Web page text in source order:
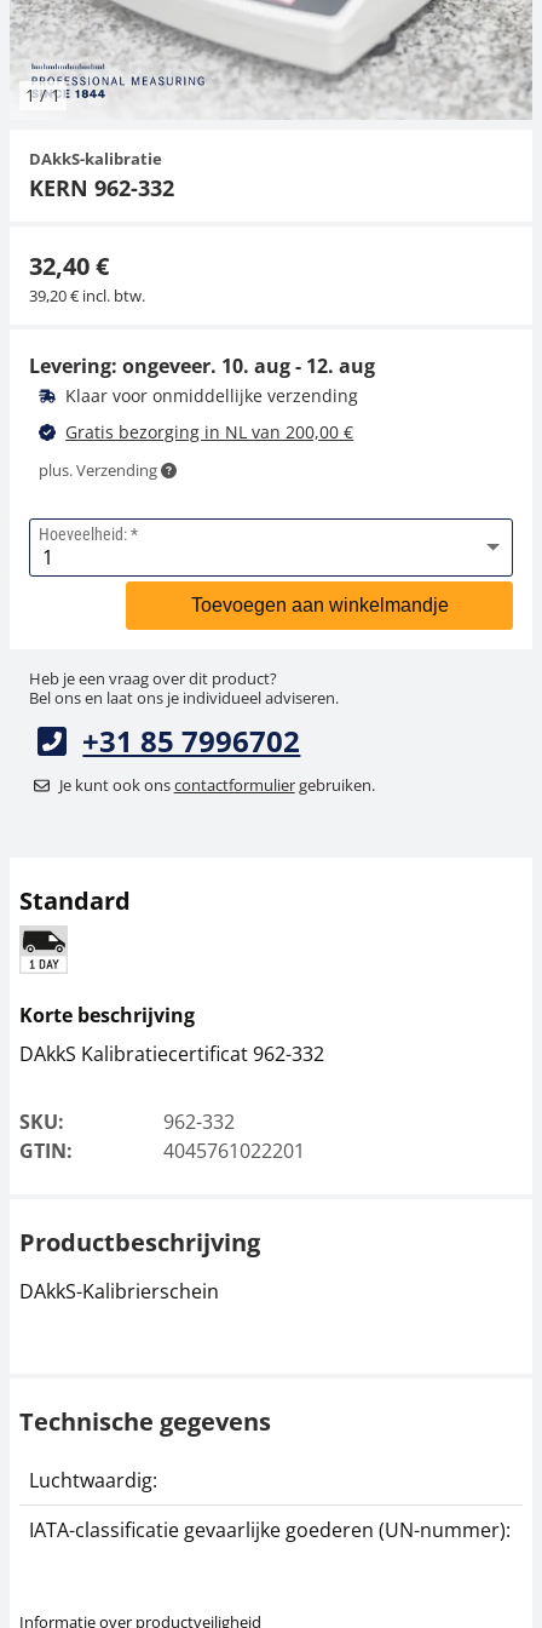
1/1
DAkkS-kalibratie
KERN 962-332
32,40 €
39,20 € incl. btw.
Levering: ongeveer. 10. aug - 12. aug
Klaar voor onmiddellijke verzending
Gratis bezorging in NL van 200,00 €
plus. Verzending
Hoeveelheid:
Toevoegen aan winkelmandje
Heb je een vraag over dit product?
Bel ons en laat ons je individueel adviseren.
+31 85 7996702
Je kunt ook onscontactformuliergebruiken.
Standard
Korte beschrijving
DAkkS Kalibratiecertificat 962-332
SKU:
962-332
GTIN:
4045761022201
Productbeschrijving
DAkkS-Kalibrierschein
Technische gegevens
Luchtwaardig:
IATA-classificatie gevaarlijke goederen (UN-nummer):
Informatie over productveiligheid
Hangende weegschalen
Orgelschalen
Spannings- en compressiebelastingcellen
Videomicroscopen
Toepassingen voor experts
Suiker
Newton-gewichten
Geluidsniveaumeter
Overig